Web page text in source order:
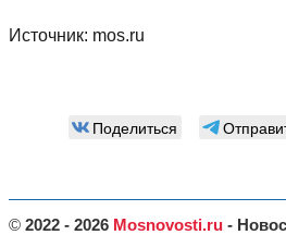
Источник: mos.ru
Поделиться
© 2022 - 2026 Mosnovosti.ru -